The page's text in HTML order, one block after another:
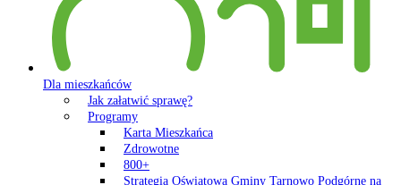
Dla mieszkańców
Jak załatwić sprawę?
Programy
Karta Mieszkańca
Zdrowotne
800+
Strategia Oświatowa Gminy Tarnowo Podgórne na